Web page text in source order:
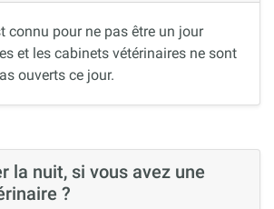
connu pour ne pas être un jour
et les cabinets vétérinaires ne sont
ouverts ce jour.
la nuit, si vous avez une
?